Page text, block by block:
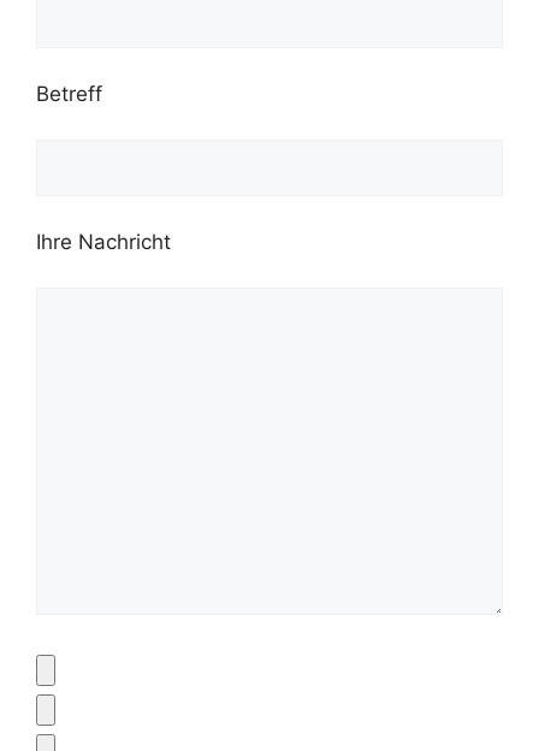
Betreff
Ihre Nachricht